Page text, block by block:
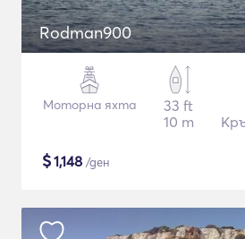
Rodman900
Моторна яхта
33 ft
10 m
$1,148 /ден